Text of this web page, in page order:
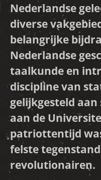
Nederlandse
diverse
belangrijke
Nederlandse
taalkunde en
discipline van
gelijkgesteld
aan de
patriottentijd
felste
revolutionairen.